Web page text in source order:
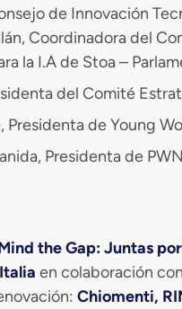
de Innovación
Coordinadora del
la I.A de Stoa –
del Comité
Presidenta de Young
Presidenta de
the Gap: Juntas
en colaboración
Chiomenti,